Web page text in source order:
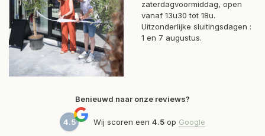
zaterdagvoormiddag, open
vanaf 13u30 tot 18u.
Uitzonderlijke sluitingsdagen :
1 en 7 augustus.
Benieuwd naar onze reviews?
4.5 Wij scoren een 4.5 op Google